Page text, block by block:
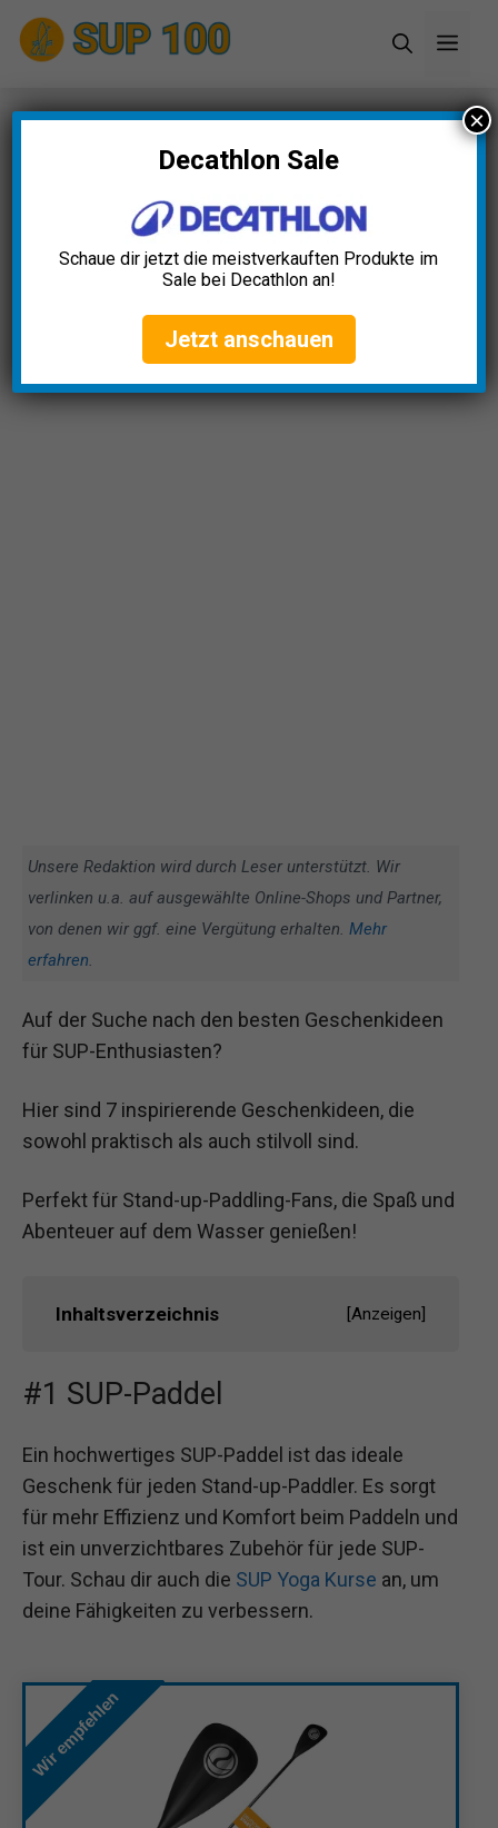
Zum
Inhalt
Startseite»Blog»11+ tolle SUP Geschenk Ideen
11+ tolle SUP Geschenk Ideen
Alexander Schumacher April 23, 2025
Unsere Redaktion wird durch Leser unterstützt. Wir
verlinken u.a. auf ausgewählte Online-Shops und Partner,
von denen wir ggf. eine Vergütung erhalten. Mehr
erfahren.
Auf der Suche nach den besten Geschenkideen
für SUP-Enthusiasten?
Hier sind 7 inspirierende Geschenkideen, die
sowohl praktisch als auch stilvoll sind.
Perfekt für Stand-up-Paddling-Fans, die Spaß und
Abenteuer auf dem Wasser genießen!
Inhaltsverzeichnis [Anzeigen]
#1 SUP-Paddel
Ein hochwertiges SUP-Paddel ist das ideale
Geschenk für jeden Stand-up-Paddler. Es sorgt
für mehr Effizienz und Komfort beim Paddeln und
ist ein unverzichtbares Zubehör für jede SUP-
Tour. Schau dir auch die SUP Yoga Kurse an, um
deine Fähigkeiten zu verbessern.
Wir empfehlen
Decathlon Sale
Schaue dir jetzt die meistverkauften Produkte im
Sale bei Decathlon an!
Jetzt anschauen
×